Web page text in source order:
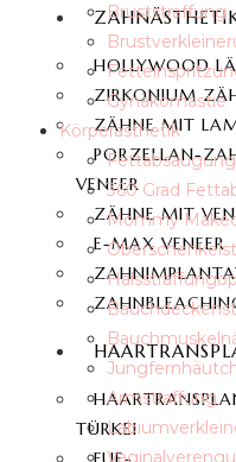
HOLLYWOOD
ZIRKONIUM
ZÄHNE MIT
PORZELLAN-
VENEER
ZÄHNE MIT
E-MAX VENEER
TÜRKEI
Bruststraffung
Gynäkomastie
Körperästhetik
Fettabsaugung
360 Grad
Mommy
Halsstraffungop
Armstraffung